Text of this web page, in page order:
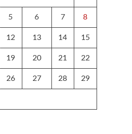
5 6 7 8
12 13 14 15
19 20 21 22
26 27 28 29